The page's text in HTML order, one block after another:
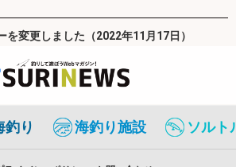
変更しました（2022年11月17日）
釣り 海釣り施設 ソルト